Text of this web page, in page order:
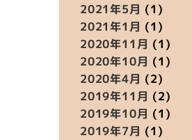
2021年5月 (1)
2021年1月 (1)
2020年11月 (1)
2020年10月 (1)
2020年4月 (2)
2019年11月 (2)
2019年10月 (1)
2019年7月 (1)